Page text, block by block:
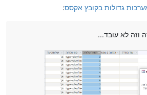
גדולות בקובץ אקסס:
וזה לא עובד...